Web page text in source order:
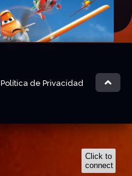
Política de Privacidad